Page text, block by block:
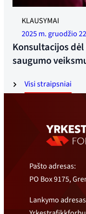
Visi straipsniai
Dabar statoma
Nuotrauka: Jonas
KLAUSYMAI
2025 m. gruodžio
Konsultacijos
saugumo
Pašto adresas:
PO Box 9175,
Lankymo